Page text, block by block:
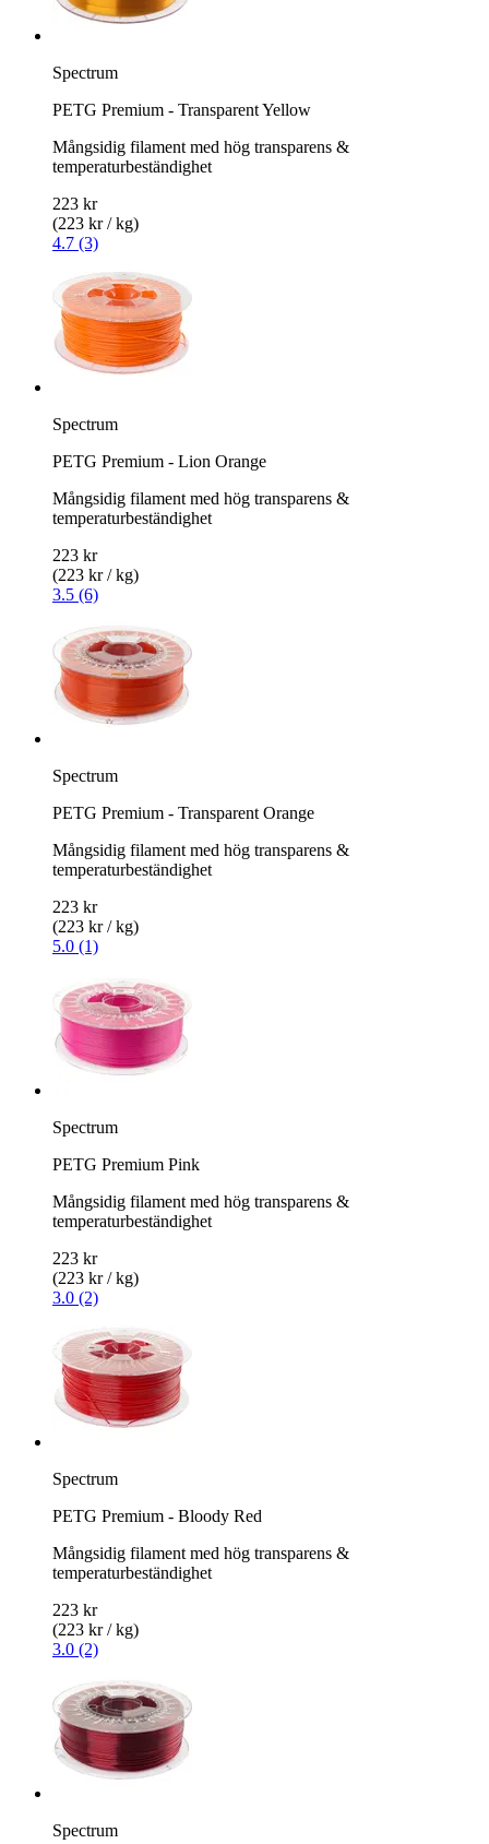
Spectrum
PETG Premium - Transparent Yellow
Mångsidig filament med hög transparens &
temperaturbeständighet
223 kr
(223 kr / kg)
4.7 (3)
Spectrum
PETG Premium - Lion Orange
Mångsidig filament med hög transparens &
temperaturbeständighet
223 kr
(223 kr / kg)
3.5 (6)
Spectrum
PETG Premium - Transparent Orange
Mångsidig filament med hög transparens &
temperaturbeständighet
223 kr
(223 kr / kg)
5.0 (1)
Spectrum
PETG Premium Pink
Mångsidig filament med hög transparens &
temperaturbeständighet
223 kr
(223 kr / kg)
3.0 (2)
Spectrum
PETG Premium - Bloody Red
Mångsidig filament med hög transparens &
temperaturbeständighet
223 kr
(223 kr / kg)
3.0 (2)
Spectrum